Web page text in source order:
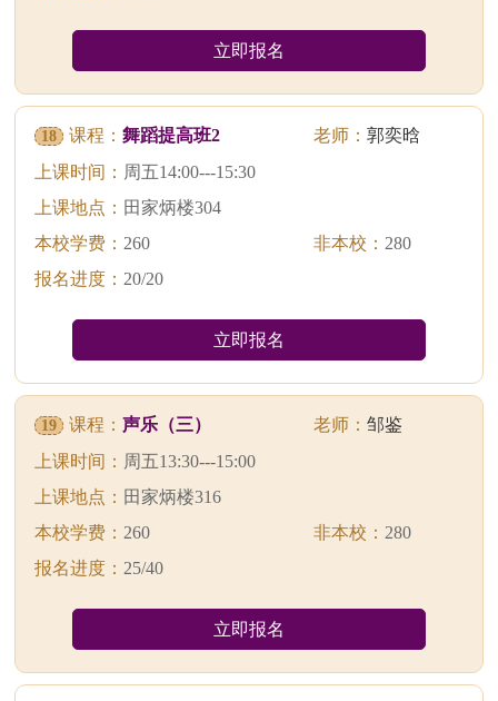
立即报名
18 课程：舞蹈提高班2 老师： 郭奕晗
上课时间： 周五14:00---15:30
上课地点： 田家炳楼304
本校学费： 260 非本校： 280
报名进度： 20/20
立即报名
19 课程：声乐（三） 老师： 邹鉴
上课时间： 周五13:30---15:00
上课地点： 田家炳楼316
本校学费： 260 非本校： 280
报名进度： 25/40
立即报名